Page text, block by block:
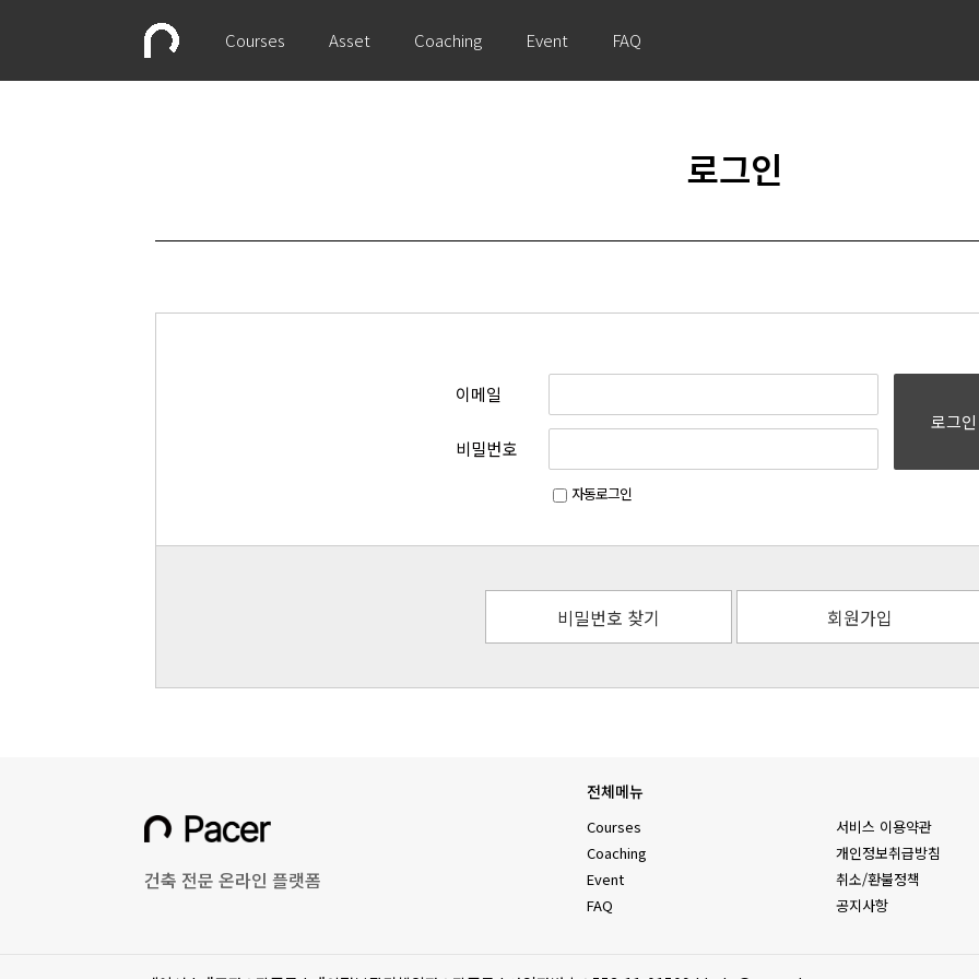
Courses Asset Coaching Event FAQ
로그인
이메일
비밀번호
자동로그인
로그인
비밀번호 찾기 회원가입
건축 전문 온라인 플랫폼
전체메뉴
Courses
Coaching
Event
FAQ
서비스 이용약관
개인정보취급방침
취소/환불정책
공지사항